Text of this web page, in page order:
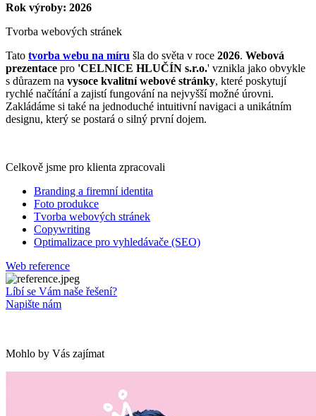
Rok výroby: 2026
Tvorba webových stránek
Tato tvorba webu na míru šla do světa v roce 2026. Webová
prezentace pro 'CELNICE HLUČÍN s.r.o.' vznikla jako obvykle
s důrazem na vysoce kvalitní webové stránky, které poskytují
rychlé načítání a zajistí fungování na nejvyšší možné úrovni.
Zakládáme si také na jednoduché intuitivní navigaci a unikátním
designu, který se postará o silný první dojem.
Celkově jsme pro klienta zpracovali
Branding a firemní identita
Foto produkce
Tvorba webových stránek
Copywriting
Optimalizace pro vyhledávače (SEO)
Web reference
Líbí se Vám naše řešení?
Napište nám
Mohlo by Vás zajímat